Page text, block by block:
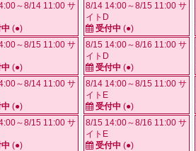
～8/14 11:00 サ
(●)
～8/15 11:00 サ
(●)
～8/14 11:00 サ
(●)
～8/15 11:00 サ
(●)
8/14 14:00～8/15 11:00 サ
イトD
受付中 (●)
8/15 14:00～8/16 11:00 サ
イトD
受付中 (●)
8/14 14:00～8/15 11:00 サ
イトE
受付中 (●)
8/15 14:00～8/16 11:00 サ
イトE
受付中 (●)